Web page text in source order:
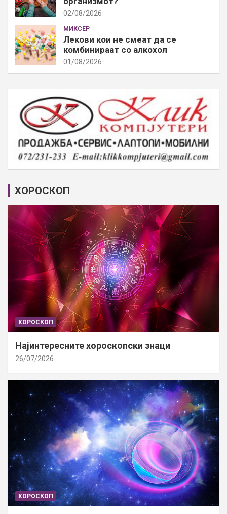
02/08/2026
МИКСЕР
Лекови кои не смеат да се
комбинираат со алкохол
01/08/2026
ХОРОСКОП
ХОРОСКОП
Најинтересните хороскопски знаци
26/07/2026
ХОРОСКОП